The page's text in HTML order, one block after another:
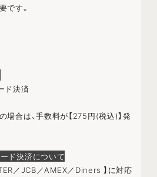
です。
ド決済
場合は、手数料が【275円(税込)】発
ド決済について
／JCB／AMEX／Diners 】に対応